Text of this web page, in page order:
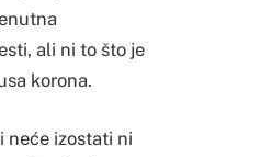
ali ni to što je
korona.
neće izostati ni